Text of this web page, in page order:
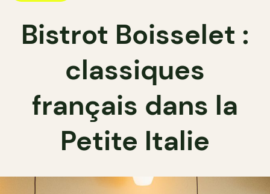
Bistrot Boisselet :
classiques
français dans la
Petite Italie